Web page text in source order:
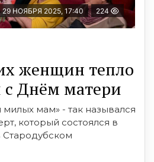
29 НОЯБРЯ 2025, 17:40 224
женщин тепло
с Днём матери
милых мам» - так назывался
который состоялся в
Стародубском